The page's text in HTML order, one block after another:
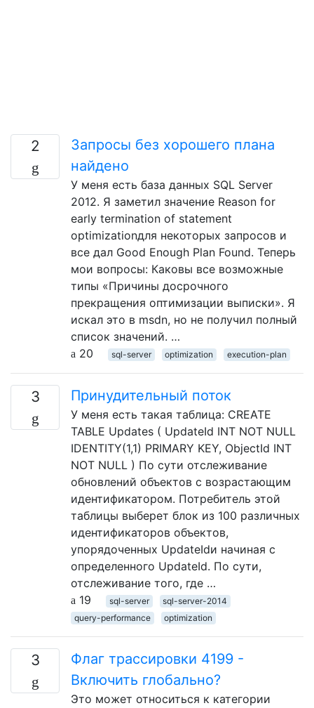
2
Запросы без хорошего плана
найдено
У меня есть база данных SQL Server
2012. Я заметил значение Reason for
early termination of statement
optimizationдля некоторых запросов и
все дал Good Enough Plan Found. Теперь
мои вопросы: Каковы все возможные
типы «Причины досрочного
прекращения оптимизации выписки». Я
искал это в msdn, но не получил полный
список значений. …
20
sql-server optimization execution-plan
3 Принудительный поток
У меня есть такая таблица: CREATE
TABLE Updates ( UpdateId INT NOT NULL
IDENTITY(1,1) PRIMARY KEY, ObjectId INT
NOT NULL ) По сути отслеживание
обновлений объектов с возрастающим
идентификатором. Потребитель этой
таблицы выберет блок из 100 различных
идентификаторов объектов,
упорядоченных UpdateIdи начиная с
определенного UpdateId. По сути,
отслеживание того, где …
19
sql-server
sql-server-2014
query-performance
optimization
3
Флаг трассировки 4199 -
Включить глобально?
Это может относиться к категории